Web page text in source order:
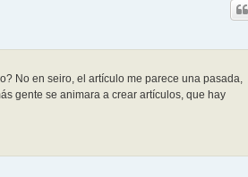
No en seiro, el artículo me parece una pasada,
gente se animara a crear artículos, que hay